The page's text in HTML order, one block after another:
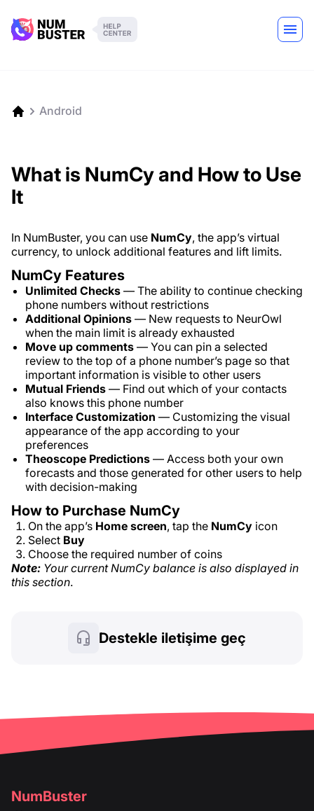
Android
What is NumCy and How to Use
It
In NumBuster, you can use NumCy, the app’s virtual
currency, to unlock additional features and lift limits.
NumCy Features
Unlimited Checks — The ability to continue checking
phone numbers without restrictions
Additional Opinions — New requests to NeurOwl
when the main limit is already exhausted
Move up comments — You can pin a selected
review to the top of a phone number’s page so that
important information is visible to other users
Mutual Friends — Find out which of your contacts
also knows this phone number
Interface Customization — Customizing the visual
appearance of the app according to your
preferences
Theoscope Predictions — Access both your own
forecasts and those generated for other users to help
with decision-making
How to Purchase NumCy
On the app’s Home screen, tap the NumCy icon
Select Buy
Choose the required number of coins
Note: Your current NumCy balance is also displayed in
this section.
Destekle iletişime geç
NumBuster